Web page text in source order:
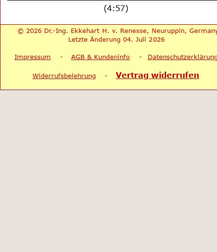
© 2026 Dr.-Ing. Ekkehart H. v. Renesse, Neuruppin,
Letzte Änderung 04. Juli 2026
Impressum
    -
AGB & Kundeninfo
    -
Widerrufsbelehrung
    -
Vertrag widerrufen
(4:57)